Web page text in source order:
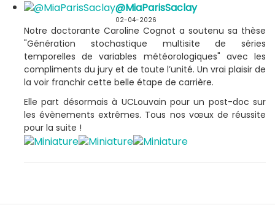
@MiaParisSaclay
02-04-2026
Notre doctorante Caroline Cognot a soutenu sa thèse
"Génération stochastique multisite de séries
temporelles de variables météorologiques" avec les
compliments du jury et de toute l’unité. Un vrai plaisir de
la voir franchir cette belle étape de carrière.
Elle part désormais à UCLouvain pour un post-doc sur
les évènements extrêmes. Tous nos vœux de réussite
pour la suite !